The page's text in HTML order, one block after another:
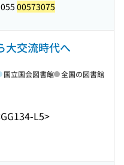
00573075
大交流時代へ
L5>
国立国会図書館 全国の図書館